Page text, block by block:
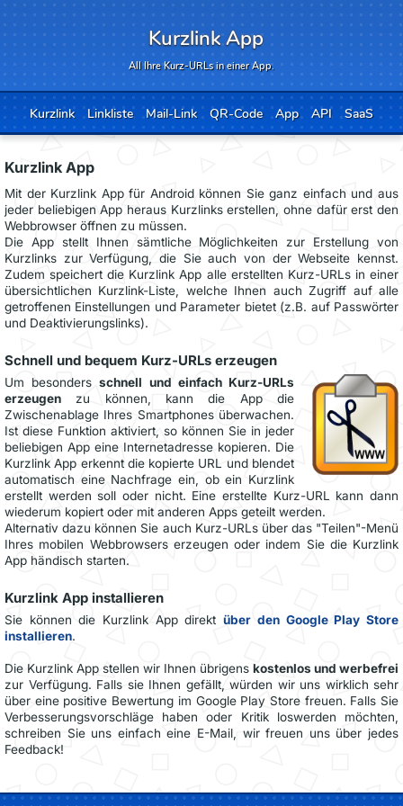
Kurzlink App
All Ihre Kurz-URLs in einer App.
Kurzlink Linkliste Mail-Link QR-Code App API SaaS
Kurzlink App
Mit der Kurzlink App für Android können Sie ganz einfach und aus
jeder beliebigen App heraus Kurzlinks erstellen, ohne dafür erst den
Webbrowser öffnen zu müssen.
Die App stellt Ihnen sämtliche Möglichkeiten zur Erstellung von
Kurzlinks zur Verfügung, die Sie auch von der Webseite kennst.
Zudem speichert die Kurzlink App alle erstellten Kurz-URLs in einer
übersichtlichen Kurzlink-Liste, welche Ihnen auch Zugriff auf alle
getroffenen Einstellungen und Parameter bietet (z.B. auf Passwörter
und Deaktivierungslinks).
Schnell und bequem Kurz-URLs erzeugen
Um besondersschnell und einfach Kurz-URLs
erzeugen zu können, kann die App die
Zwischenablage Ihres Smartphones überwachen.
Ist diese Funktion aktiviert, so können Sie in jeder
beliebigen App eine Internetadresse kopieren. Die
Kurzlink App erkennt die kopierte URL und blendet
automatisch eine Nachfrage ein, ob ein Kurzlink
erstellt werden soll oder nicht. Eine erstellte Kurz-URL kann dann
wiederum kopiert oder mit anderen Apps geteilt werden.
Alternativ dazu können Sie auch Kurz-URLs über das "Teilen"-Menü
Ihres mobilen Webbrowsers erzeugen oder indem Sie die Kurzlink
App händisch starten.
Kurzlink App installieren
Sie können die Kurzlink App direktüber den Google Play Store
installieren.
Die Kurzlink App stellen wir Ihnen übrigens kostenlos und werbefrei
zur Verfügung. Falls sie Ihnen gefällt, würden wir uns wirklich sehr
über eine positive Bewertung im Google Play Store freuen. Falls Sie
Verbesserungsvorschläge haben oder Kritik loswerden möchten,
schreiben Sie uns einfach eine E-Mail, wir freuen uns über jedes
Feedback!